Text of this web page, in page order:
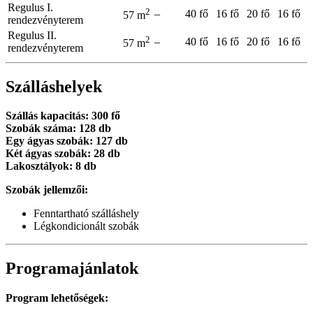
Regulus I.
rendezvényterem
57 m2 – 40 fő 16 fő 20 fő
16 fő
Regulus II.
rendezvényterem
57 m2 – 40 fő 16 fő 20 fő 16 fő
Szálláshelyek
Szállás kapacitás: 300 fő
Szobák száma: 128 db
Egy ágyas szobák: 127 db
Két ágyas szobák: 28 db
Lakosztályok: 8 db
Szobák jellemzői:
Fenntartható szálláshely
Légkondicionált szobák
Programajánlatok
Program lehetőségek: